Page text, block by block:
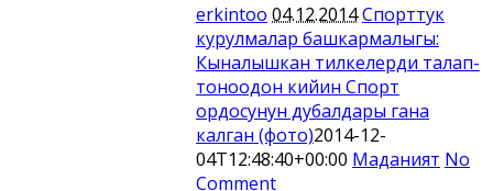
erkintoo 04.12.2014Спорттук
курулмалар башкармалыгы:
Кыналышкан тилкелерди талап-
тоноодон кийин Спорт
ордосунун дубалдары гана
калган (фото)2014-12-
04T12:48:40+00:00 Маданият No
Comment